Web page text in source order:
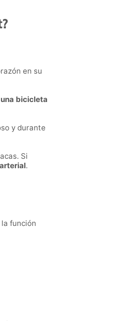
en su
bicicleta
y durante
Si
.
función